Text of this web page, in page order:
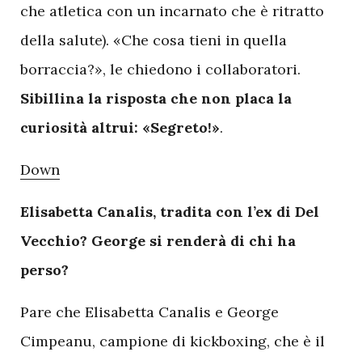
che atletica con un incarnato che è ritratto
della salute). «Che cosa tieni in quella
borraccia?», le chiedono i collaboratori.
Sibillina la risposta che non placa la
curiosità altrui: «Segreto!».
Down
Elisabetta Canalis, tradita con l’ex di Del
Vecchio? George si renderà di chi ha
perso?
Pare che Elisabetta Canalis e George
Cimpeanu, campione di kickboxing, che è il